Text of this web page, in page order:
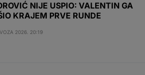
NIJE USPIO: VALENTIN GA
KRAJEM PRVE RUNDE
2026. 20:19